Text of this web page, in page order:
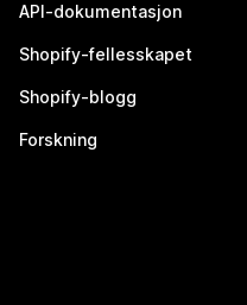
API-dokumentasjon
Shopify-fellesskapet
Shopify-blogg
Forskning